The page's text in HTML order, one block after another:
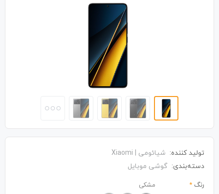
تولید کننده: شیائومی | Xiaomi
دسته‌بندی: گوشی موبایل
رنگ * مشکی